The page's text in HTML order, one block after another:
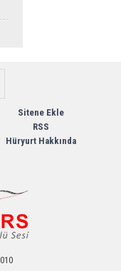
Sitene Ekle
RSS
Hüryurt Hakkında